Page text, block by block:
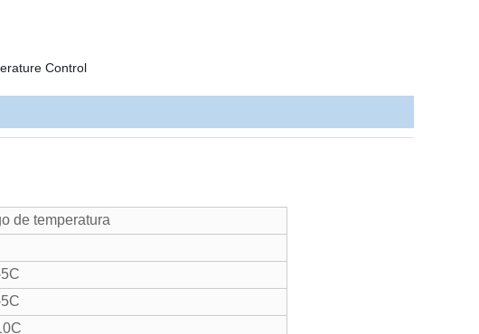
de temperatura